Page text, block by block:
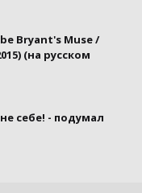
Bryant's Muse /
(на русском
себе! - подумал